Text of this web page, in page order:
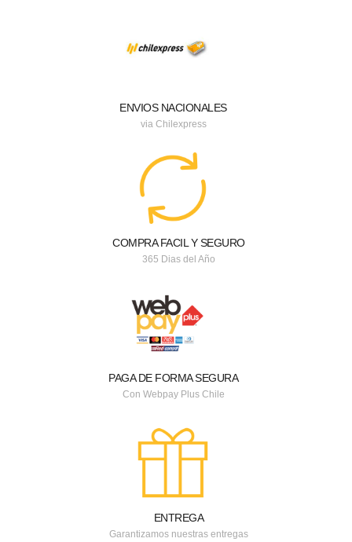
ENVIOS NACIONALES
via Chilexpress
COMPRA FACIL Y SEGURO
365 Dias del Año
PAGA DE FORMA SEGURA
Con Webpay Plus Chile
ENTREGA
Garantizamos nuestras entregas